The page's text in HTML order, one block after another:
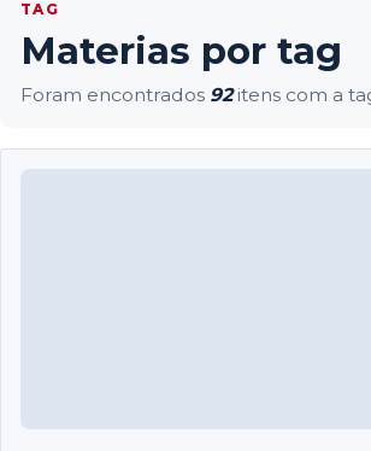
TAG
Materias por tag
Foram encontrados 92itens com a